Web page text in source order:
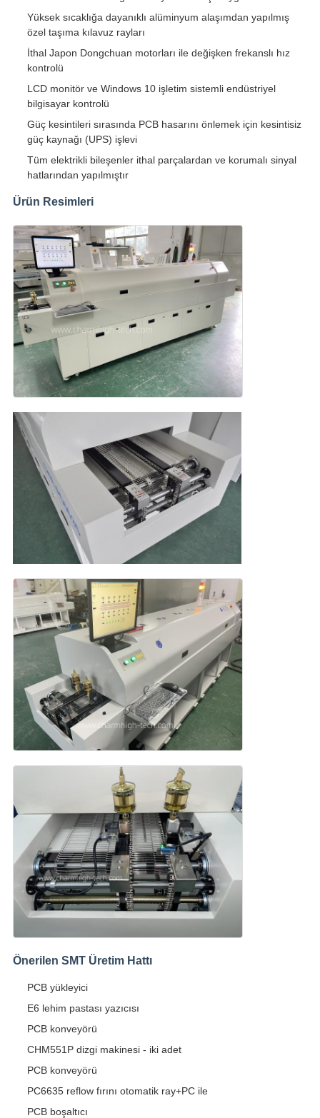
Yüksek sıcaklığa dayanıklı alüminyum alaşımdan yapılmış
özel taşıma kılavuz rayları
İthal Japon Dongchuan motorları ile değişken frekanslı hız
kontrolü
LCD monitör ve Windows 10 işletim sistemli endüstriyel
bilgisayar kontrolü
Güç kesintileri sırasında PCB hasarını önlemek için kesintisiz
güç kaynağı (UPS) işlevi
Tüm elektrikli bileşenler ithal parçalardan ve korumalı sinyal
hatlarından yapılmıştır
Ürün Resimleri
Önerilen SMT Üretim Hattı
PCB yükleyici
E6 lehim pastası yazıcısı
PCB konveyörü
CHM551P dizgi makinesi - iki adet
PCB konveyörü
PC6635 reflow fırını otomatik ray+PC ile
PCB boşaltıcı